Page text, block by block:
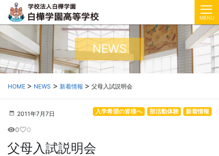
MENU
NEWS
HOME NEWS 新着情報 父母入試説明会
2011年7月7日 新着情報
部活動体験
入学希望の皆様へ
visibility0favorite_border0
父母入試説明会